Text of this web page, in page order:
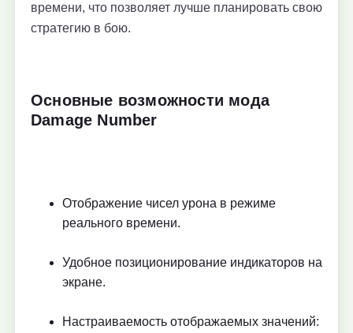
времени, что позволяет лучше планировать свою
стратегию в бою.
Основные возможности мода
Damage Number
Отображение чисел урона в режиме
реального времени.
Удобное позиционирование индикаторов на
экране.
Настраиваемость отображаемых значений: